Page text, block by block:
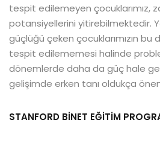
tespit edilemeyen çocuklarımız,
potansiyellerini yitirebilmektedir.
güçlüğü çeken çocuklarımızın
tespit edilememesi halinde
dönemlerde daha da güç hale
gelişimde erken tanı oldukça
STANFORD BİNET EĞİTİM